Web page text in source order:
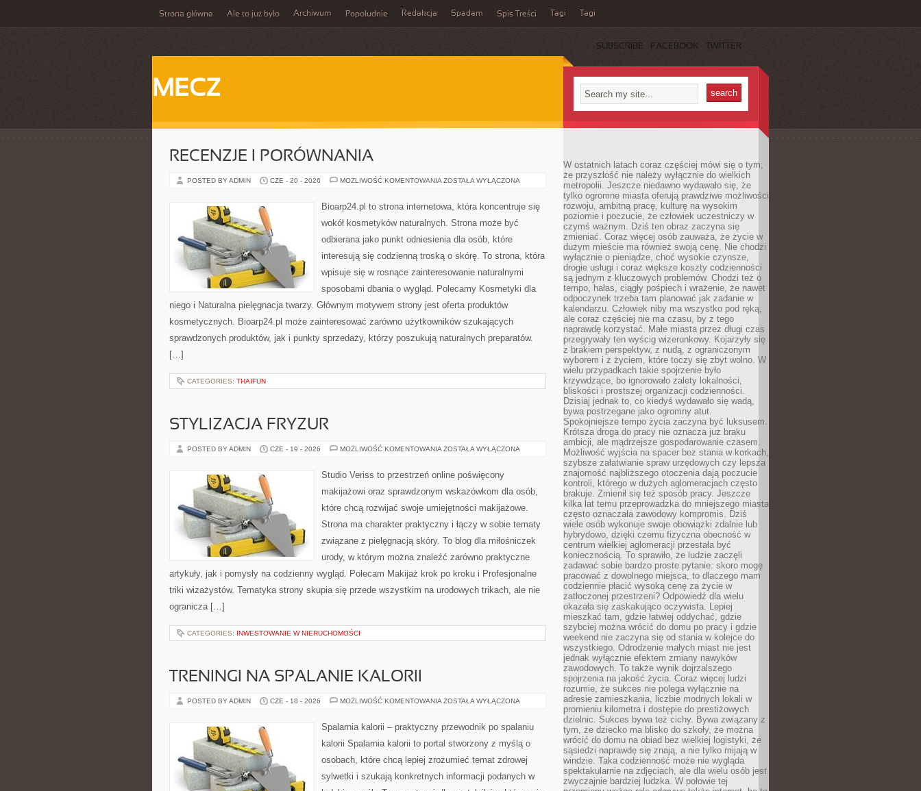
Strona główna Ale to już było Archiwum Popołudnie Redakcja Spadam Spis Treści Tagi Tagi
SUBSCRIBE FACEBOOK TWITTER
MECZ
RECENZJE I PORÓWNANIA
POSTED BY ADMIN CZE - 20 - 2026 MOŻLIWOŚĆ KOMENTOWANIA RECENZJE
ZOSTAŁA WYŁĄCZONA
Bioarp24.pl to strona internetowa, która koncentruje się
wokół kosmetyków naturalnych. Strona może być
odbierana jako punkt odniesienia dla osób, które
interesują się codzienną troską o skórę. To strona, która
wpisuje się w rosnące zainteresowanie naturalnymi
sposobami dbania o wygląd. Polecamy Kosmetyki dla
niego i Naturalna pielęgnacja twarzy. Głównym motywem strony jest oferta produktów
kosmetycznych. Bioarp24.pl może zainteresować zarówno użytkowników szukających
sprawdzonych produktów, jak i punkty sprzedaży, którzy poszukują naturalnych preparatów.
[…]
CATEGORIES: THAIFUN
STYLIZACJA FRYZUR
POSTED BY ADMIN CZE - 19 - 2026 MOŻLIWOŚĆ KOMENTOWANIA STYLIZACJA
ZOSTAŁA WYŁĄCZONA
Studio Veriss to przestrzeń online poświęcony
makijażowi oraz sprawdzonym wskazówkom dla osób,
które chcą rozwijać swoje umiejętności makijażowe.
Strona ma charakter praktyczny i łączy w sobie tematy
związane z pielęgnacją skóry. To blog dla miłośniczek
urody, w którym można znaleźć zarówno praktyczne
artykuły, jak i pomysły na codzienny wygląd. Polecam Makijaż krok po kroku i Profesjonalne
triki wizażystów. Tematyka strony skupia się przede wszystkim na urodowych trikach, ale nie
ogranicza […]
CATEGORIES: INWESTOWANIE W NIERUCHOMOŚCI
TRENINGI NA SPALANIE KALORII
POSTED BY ADMIN CZE - 18 - 2026 MOŻLIWOŚĆ KOMENTOWANIA TRENINGI
ZOSTAŁA WYŁĄCZONA
Spalarnia kalorii – praktyczny przewodnik po spalaniu
kalorii Spalarnia kalorii to portal stworzony z myślą o
osobach, które chcą lepiej zrozumieć temat zdrowej
sylwetki i szukają konkretnych informacji podanych w
W ostatnich latach coraz częściej mówi się o tym,
że przyszłość nie należy wyłącznie do wielkich
metropolii. Jeszcze niedawno wydawało się, że
tylko ogromne miasta oferują prawdziwe możliwości
rozwoju, ambitną pracę, kulturę na wysokim
poziomie i poczucie, że człowiek uczestniczy w
czymś ważnym. Dziś ten obraz zaczyna się
zmieniać. Coraz więcej osób zauważa, że życie w
dużym mieście ma również swoją cenę. Nie chodzi
wyłącznie o pieniądze, choć wysokie czynsze,
drogie usługi i coraz większe koszty codzienności
są jednym z kluczowych problemów. Chodzi też o
tempo, hałas, ciągły pośpiech i wrażenie, że nawet
odpoczynek trzeba tam planować jak zadanie w
kalendarzu. Człowiek niby ma wszystko pod ręką,
ale coraz częściej nie ma czasu, by z tego
naprawdę korzystać. Małe miasta przez długi czas
przegrywały ten wyścig wizerunkowy. Kojarzyły się
z brakiem perspektyw, z nudą, z ograniczonym
wyborem i z życiem, które toczy się zbyt wolno. W
wielu przypadkach takie spojrzenie było
krzywdzące, bo ignorowało zalety lokalności,
bliskości i prostszej organizacji codzienności.
Dzisiaj jednak to, co kiedyś wydawało się wadą,
bywa postrzegane jako ogromny atut.
Spokojniejsze tempo życia zaczyna być luksusem.
Krótsza droga do pracy nie oznacza już braku
ambicji, ale mądrzejsze gospodarowanie czasem.
Możliwość wyjścia na spacer bez stania w korkach,
szybsze załatwianie spraw urzędowych czy lepsza
znajomość najbliższego otoczenia dają poczucie
kontroli, którego w dużych aglomeracjach często
brakuje. Zmienił się też sposób pracy. Jeszcze
kilka lat temu przeprowadzka do mniejszego miasta
często oznaczała zawodowy kompromis. Dziś
wiele osób wykonuje swoje obowiązki zdalnie lub
hybrydowo, dzięki czemu fizyczna obecność w
centrum wielkiej aglomeracji przestała być
koniecznością. To sprawiło, że ludzie zaczęli
zadawać sobie bardzo proste pytanie: skoro mogę
pracować z dowolnego miejsca, to dlaczego mam
codziennie płacić wysoką cenę za życie w
zatłoczonej przestrzeni? Odpowiedź dla wielu
okazała się zaskakująco oczywista. Lepiej
mieszkać tam, gdzie łatwiej oddychać, gdzie
szybciej można wrócić do domu po pracy i gdzie
weekend nie zaczyna się od stania w kolejce do
wszystkiego. Odrodzenie małych miast nie jest
jednak wyłącznie efektem zmiany nawyków
zawodowych. To także wynik dojrzalszego
spojrzenia na jakość życia. Coraz więcej ludzi
rozumie, że sukces nie polega wyłącznie na
adresie zamieszkania, liczbie modnych lokali w
promieniu kilometra i dostępie do prestiżowych
dzielnic. Sukces bywa też cichy. Bywa związany z
tym, że dziecko ma blisko do szkoły, że można
wrócić do domu na obiad bez wielkiej logistyki, że
sąsiedzi naprawdę się znają, a nie tylko mijają w
windzie. Taka codzienność może nie wygląda
spektakularnie na zdjęciach, ale dla wielu osób jest
zwyczajnie bardziej ludzka. W połowie tej